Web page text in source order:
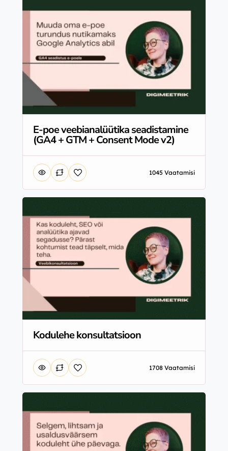
E-poe veebianalüütika seadistamine
(GA4 + GTM + Consent Mode v2)
1045 Vaatamisi
Kodulehe konsultatsioon
1708 Vaatamisi